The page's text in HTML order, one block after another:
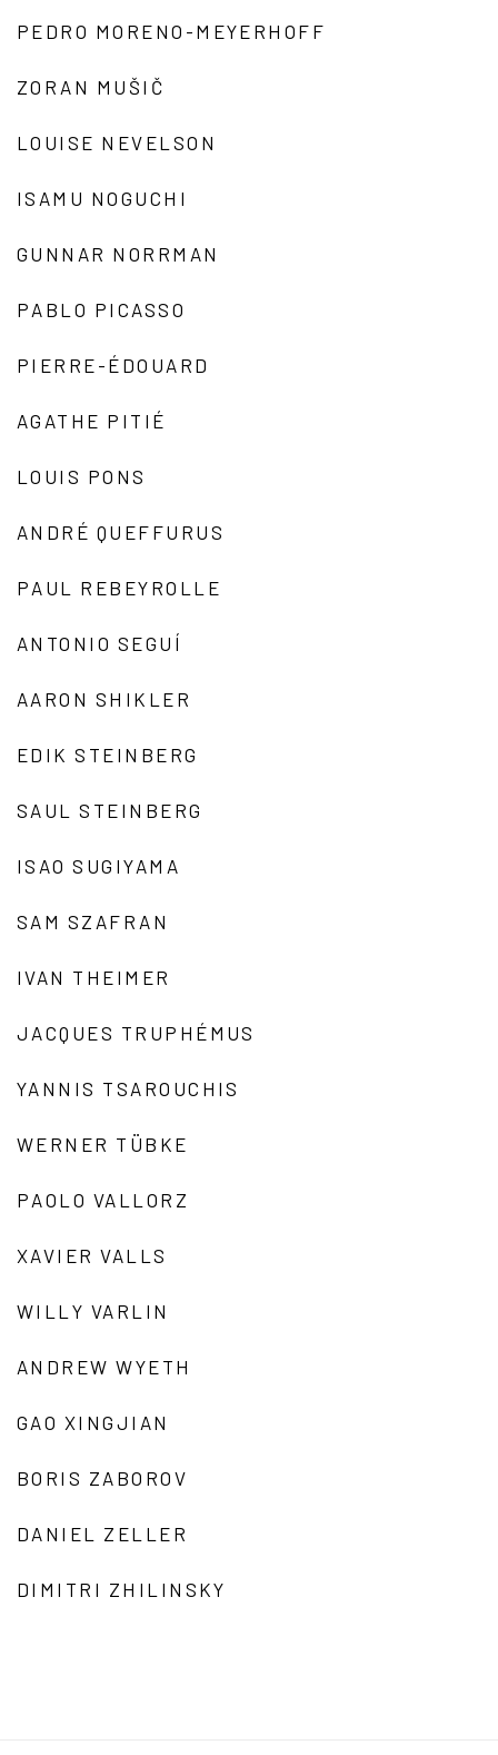
PEDRO MORENO-MEYERHOFF
ZORAN MUŠIČ
LOUISE NEVELSON
ISAMU NOGUCHI
GUNNAR NORRMAN
PABLO PICASSO
PIERRE-ÉDOUARD
AGATHE PITIÉ
LOUIS PONS
ANDRÉ QUEFFURUS
PAUL REBEYROLLE
ANTONIO SEGUÍ
AARON SHIKLER
EDIK STEINBERG
SAUL STEINBERG
ISAO SUGIYAMA
SAM SZAFRAN
IVAN THEIMER
JACQUES TRUPHÉMUS
YANNIS TSAROUCHIS
WERNER TÜBKE
PAOLO VALLORZ
XAVIER VALLS
WILLY VARLIN
ANDREW WYETH
GAO XINGJIAN
BORIS ZABOROV
DANIEL ZELLER
DIMITRI ZHILINSKY